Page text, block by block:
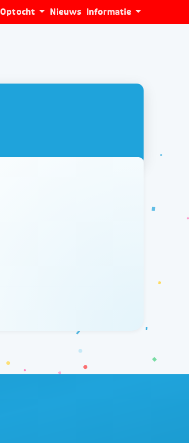
Optocht Nieuws Informatie